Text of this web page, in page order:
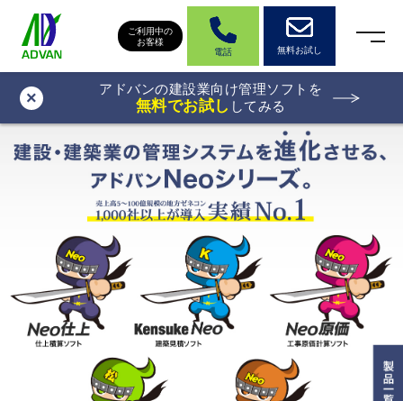
ご利用中の
お客様
電話
無料お試し
× アドバンの建設業向け管理ソフトを
無料でお試し してみる